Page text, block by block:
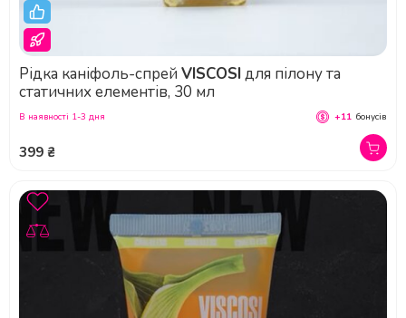
Рідка каніфоль-спрей VISCOSIдля пілону та
статичних елементів, 30 мл
399 ₴
В наявності 1-3 дня +11 бонусів